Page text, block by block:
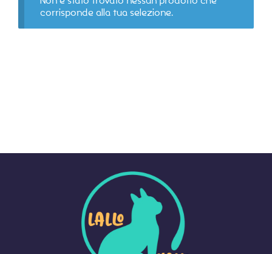
corrisponde alla tua selezione.